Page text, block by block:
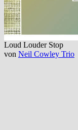
Loud Louder Stop
von Neil Cowley Trio